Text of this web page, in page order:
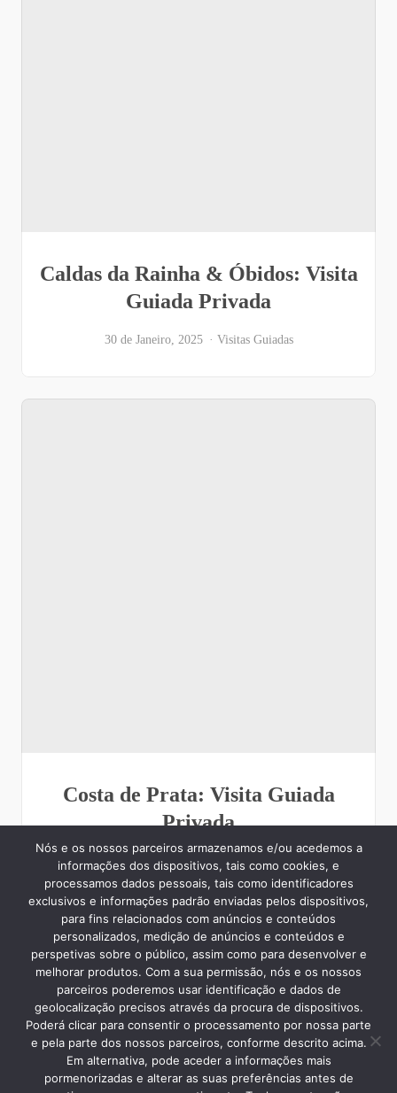
Caldas da Rainha & Óbidos: Visita
Guiada Privada
30 de Janeiro, 2025 Visitas Guiadas
Costa de Prata: Visita Guiada
Privada
22 de Março, 2023 Visitas Guiadas
Procurar
Nós e os nossos parceiros armazenamos e/ou acedemos a
informações dos dispositivos, tais como cookies, e
processamos dados pessoais, tais como identificadores
exclusivos e informações padrão enviadas pelos dispositivos,
para fins relacionados com anúncios e conteúdos
personalizados, medição de anúncios e conteúdos e
perspetivas sobre o público, assim como para desenvolver e
melhorar produtos. Com a sua permissão, nós e os nossos
parceiros poderemos usar identificação e dados de
geolocalização precisos através da procura de dispositivos.
Poderá clicar para consentir o processamento por nossa parte
e pela parte dos nossos parceiros, conforme descrito acima.
Em alternativa, pode aceder a informações mais
pormenorizadas e alterar as suas preferências antes de